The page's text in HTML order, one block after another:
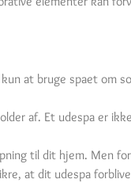
at bruge spaet om
af. Et udespa er
til dit hjem. Men
at dit udespa